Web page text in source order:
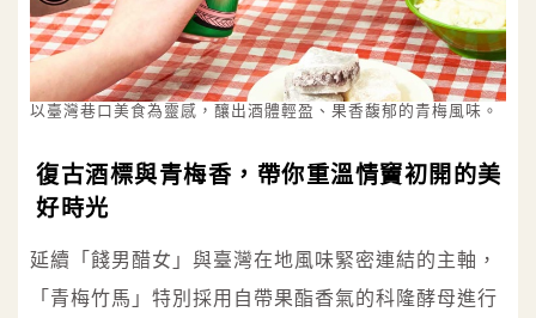
以臺灣巷口美食為靈感，釀出酒體輕盈、果香馥郁的青梅風味。
復古酒標與青梅香，帶你重溫情竇初開的美
好時光
延續「餞男醋女」與臺灣在地風味緊密連結的主軸，
「青梅竹馬」特別採用自帶果酯香氣的科隆酵母進行